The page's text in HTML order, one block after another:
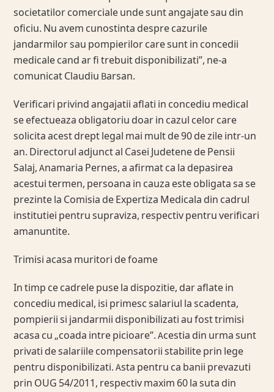
societatilor comerciale unde sunt angajate sau din
oficiu. Nu avem cunostinta despre cazurile
jandarmilor sau pompierilor care sunt in concedii
medicale cand ar fi trebuit disponibilizati”, ne-a
comunicat Claudiu Barsan.
Verificari privind angajatii aflati in concediu medical
se efectueaza obligatoriu doar in cazul celor care
solicita acest drept legal mai mult de 90 de zile intr-un
an. Directorul adjunct al Casei Judetene de Pensii
Salaj, Anamaria Pernes, a afirmat ca la depasirea
acestui termen, persoana in cauza este obligata sa se
prezinte la Comisia de Expertiza Medicala din cadrul
institutiei pentru supraviza, respectiv pentru verificari
amanuntite.
Trimisi acasa muritori de foame
In timp ce cadrele puse la dispozitie, dar aflate in
concediu medical, isi primesc salariul la scadenta,
pompierii si jandarmii disponibilizati au fost trimisi
acasa cu „coada intre picioare”. Acestia din urma sunt
privati de salariile compensatorii stabilite prin lege
pentru disponibilizati. Asta pentru ca banii prevazuti
prin OUG 54/2011, respectiv maxim 60 la suta din